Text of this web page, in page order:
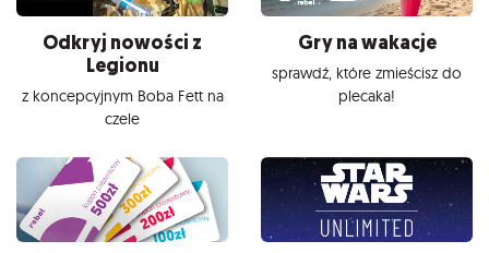
Odkryj nowości z
Legionu
z koncepcyjnym Boba Fett na
czele
Gry na wakacje
sprawdź, które zmieścisz do
plecaka!